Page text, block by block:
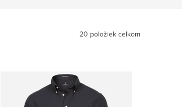
20 položiek celkom